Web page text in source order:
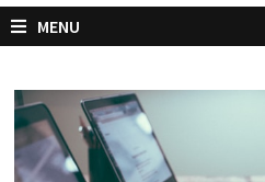
MENU